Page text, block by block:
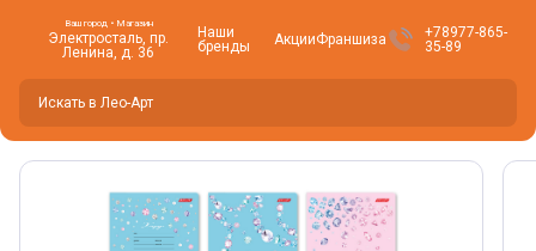
Ваш город • Магазин
Электросталь, пр.
Ленина, д. 36
Наши
бренды
АкцииФраншиза
+78977-865-
35-89
Фото товара